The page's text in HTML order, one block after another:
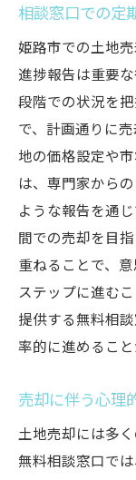
相談窓口での定
姫路市での土地
進捗報告は重要
段階での状況を
で、計画通りに
地の価格設定や
は、専門家から
ような報告を通
間での売却を目
重ねることで、
ステップに進む
提供する無料相
率的に進めること
売却に伴う心理
土地売却には多
無料相談窓口で